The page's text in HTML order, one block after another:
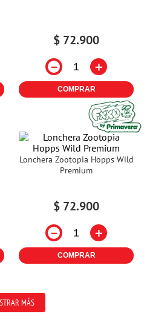
$ 72.900
－ ＋
COMPRAR
Lonchera Zootopia Hopps Wild
Premium
$ 72.900
－ ＋
COMPRAR
MÁS